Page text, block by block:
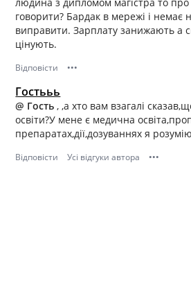
говорити? Бардак в мережі і немає
виправити. Зарплату занижають а
цінують.
Відповісти •••
Гостььь
@ Гость, ,а хто вам взагалі
освіти?У мене є медична
препаратах,дії,дозуваннях я
Відповісти Усі відгуки автора •••